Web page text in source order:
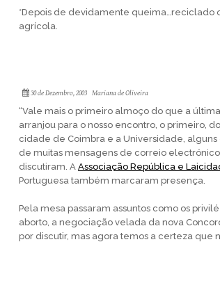
*Depois de devidamente queima…reciclado
agrícola.
30 de Dezembro, 2003 Mariana de Oliveira
“Vale mais o primeiro almoço do que a
arranjou para o nosso encontro, o primeiro,
cidade de Coimbra e a Universidade,
de muitas mensagens de correio
discutiram. A Associação República e
Portuguesa também marcaram presença.
Pela mesa passaram assuntos como os
aborto, a negociação velada da nova
por discutir, mas agora temos a certeza que